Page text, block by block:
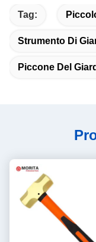
Tag:
Strumento Di
Piccone Del